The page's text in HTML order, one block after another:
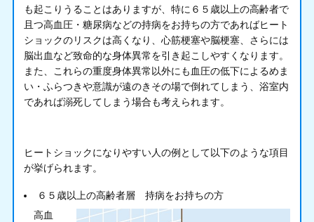
も起こりうることはありますが、特に６５歳以上の高齢者で
且つ高血圧・糖尿病などの持病をお持ちの方であればヒート
ショックのリスクは高くなり、心筋梗塞や脳梗塞、さらには
脳出血など致命的な身体異常を引き起こしやすくなります。
また、これらの重度身体異常以外にも血圧の低下によるめま
い・ふらつきや意識が遠のきその場で倒れてしまう、浴室内
であれば溺死してしまう場合も考えられます。
ヒートショックになりやすい人の例として以下のような項目
が挙げられます。
６５歳以上の高齢者層持病をお持ちの方
高血